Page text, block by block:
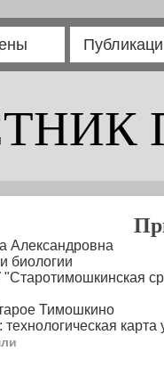
Александровна
биологии
Тимошкино
карта